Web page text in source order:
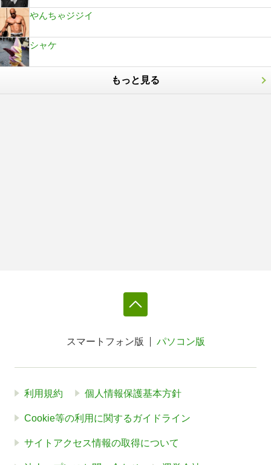
やんちゃジジイ
シャケ
もっと見る
スマートフォン版 パソコン版
利用規約 個人情報保護基本方針
Cookie等の利用に関するガイドライン
サイトアクセス情報の取得について